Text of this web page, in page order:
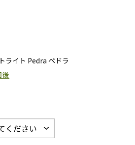
ライト Pedra ペドラ
後